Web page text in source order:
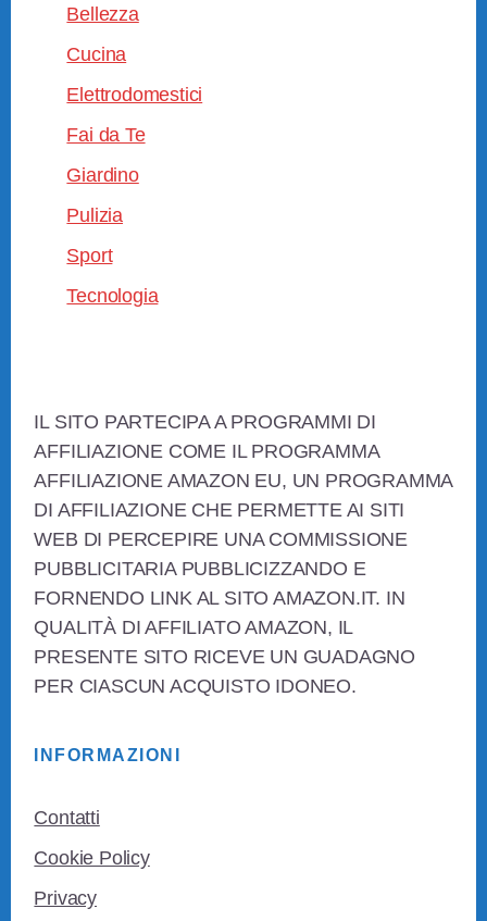
Bellezza
Cucina
Elettrodomestici
Fai da Te
Giardino
Pulizia
Sport
Tecnologia
IL SITO PARTECIPA A PROGRAMMI DI
AFFILIAZIONE COME IL PROGRAMMA
AFFILIAZIONE AMAZON EU, UN PROGRAMMA
DI AFFILIAZIONE CHE PERMETTE AI SITI
WEB DI PERCEPIRE UNA COMMISSIONE
PUBBLICITARIA PUBBLICIZZANDO E
FORNENDO LINK AL SITO AMAZON.IT. IN
QUALITÀ DI AFFILIATO AMAZON, IL
PRESENTE SITO RICEVE UN GUADAGNO
PER CIASCUN ACQUISTO IDONEO.
INFORMAZIONI
Contatti
Cookie Policy
Privacy